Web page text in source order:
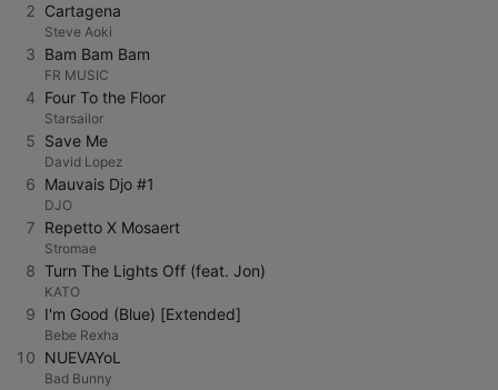
2 Cartagena
Steve Aoki
3 Bam Bam Bam
FR MUSIC
4 Four To the Floor
Starsailor
5 Save Me
David Lopez
6 Mauvais Djo #1
DJO
7 Repetto X Mosaert
Stromae
8 Turn The Lights Off (feat. Jon)
KATO
9 I'm Good (Blue) [Extended]
Bebe Rexha
10 NUEVAYoL
Bad Bunny